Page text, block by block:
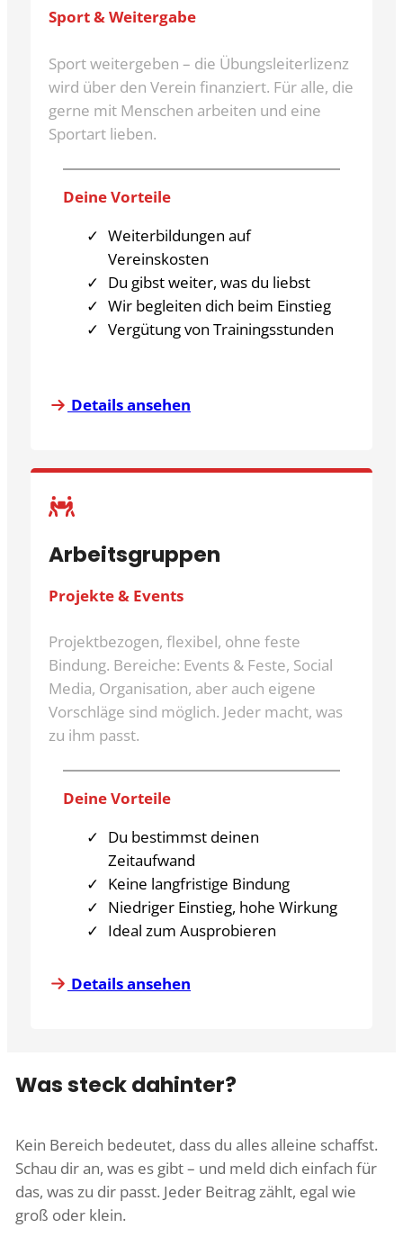
Sport & Weitergabe
Sport weitergeben – die Übungsleiterlizenz
wird über den Verein finanziert. Für alle, die
gerne mit Menschen arbeiten und eine
Sportart lieben.
Deine Vorteile
Weiterbildungen auf
Vereinskosten
Du gibst weiter, was du liebst
Wir begleiten dich beim Einstieg
Vergütung von Trainingsstunden
Details ansehen
Arbeitsgruppen
Projekte & Events
Projektbezogen, flexibel, ohne feste
Bindung. Bereiche: Events & Feste, Social
Media, Organisation, aber auch eigene
Vorschläge sind möglich. Jeder macht, was
zu ihm passt.
Deine Vorteile
Du bestimmst deinen
Zeitaufwand
Keine langfristige Bindung
Niedriger Einstieg, hohe Wirkung
Ideal zum Ausprobieren
Details ansehen
Was steck dahinter?
Kein Bereich bedeutet, dass du alles alleine schaffst.
Schau dir an, was es gibt – und meld dich einfach für
das, was zu dir passt. Jeder Beitrag zählt, egal wie
groß oder klein.